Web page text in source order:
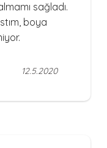
sağladı.
boya
12.5.2020